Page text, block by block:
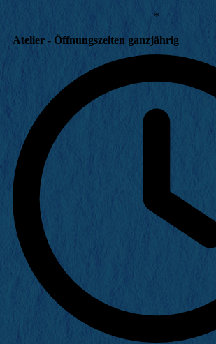
*
Atelier - Öffnungszeiten ganzjährig